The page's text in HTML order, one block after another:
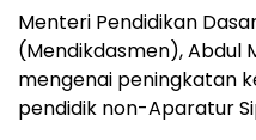
Menteri Pendidikan
(Mendikdasmen), Abdul
mengenai peningkatan
pendidik non-Aparatur